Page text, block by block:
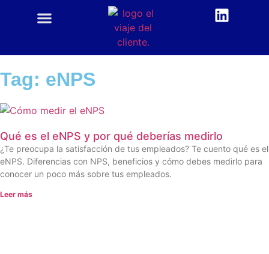
Tag: eNPS
Qué es el eNPS y por qué deberías medirlo
¿Te preocupa la satisfacción de tus empleados? Te cuento qué es el
eNPS. Diferencias con NPS, beneficios y cómo debes medirlo para
conocer un poco más sobre tus empleados.
Leer más